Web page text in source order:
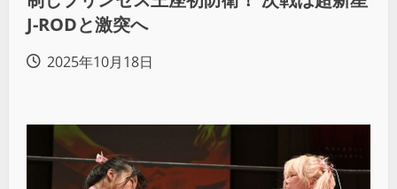
J-RODと激突へ
2025年10月18日